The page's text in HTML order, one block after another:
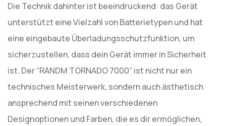
Die Technik dahinter ist beeindruckend: das Gerät
unterstützt eine Vielzahl von Batterietypen und hat
eine eingebaute Überladungsschutzfunktion, um
sicherzustellen, dass dein Gerät immer in Sicherheit
ist. Der “RANDM TORNADO 7000” ist nicht nur ein
technisches Meisterwerk, sondern auch ästhetisch
ansprechend mit seinen verschiedenen
Designoptionen und Farben, die es dir ermöglichen,